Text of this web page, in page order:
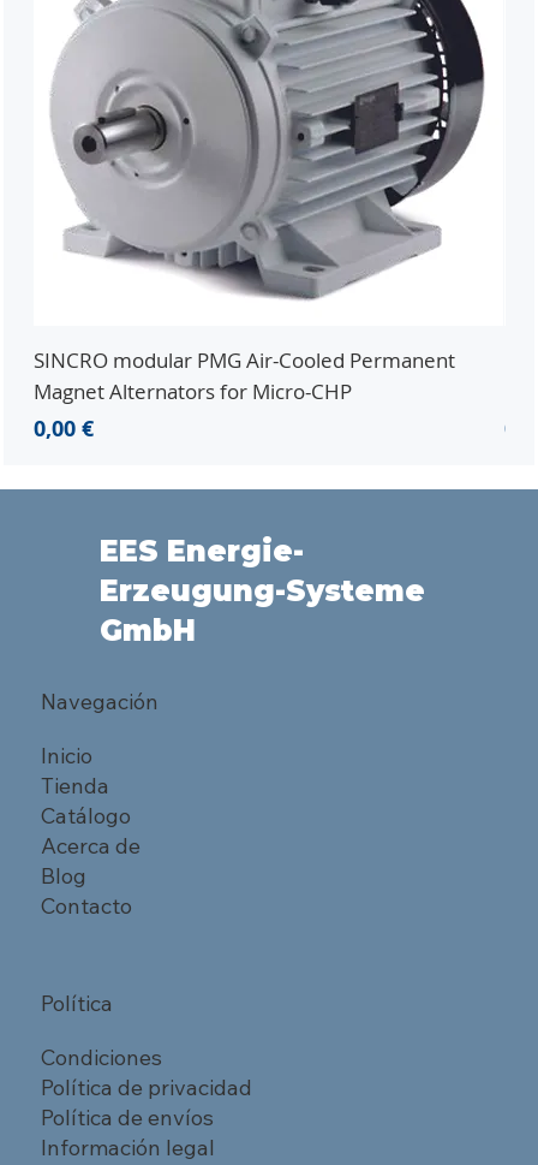
SINCRO modular PMG Air-Cooled Permanent
Magnet Alternators for Micro-CHP
Precio
0,00 €
EES Energie-
Erzeugung-Systeme
GmbH
Navegación
Inicio
Tienda
Catálogo
Acerca de
Blog
Contacto
Política
Condiciones
Política de privacidad
Política de envíos
Información legal